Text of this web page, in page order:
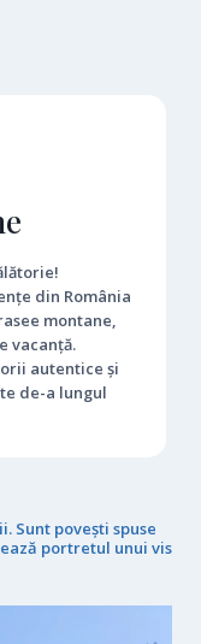
din România
montane,
vacanță.
autentice și
de-a lungul
Sunt povești spuse
portretul unui vis